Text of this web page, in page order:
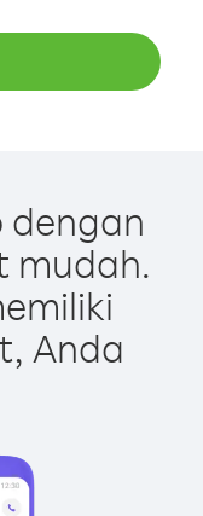
dengan
mudah.
Anda